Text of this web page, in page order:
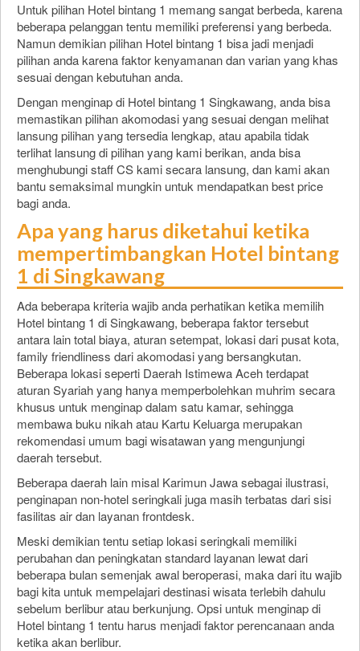
Untuk pilihan Hotel bintang 1 memang sangat berbeda, karena
beberapa pelanggan tentu memiliki preferensi yang berbeda.
Namun demikian pilihan Hotel bintang 1 bisa jadi menjadi
pilihan anda karena faktor kenyamanan dan varian yang khas
sesuai dengan kebutuhan anda.
Dengan menginap di Hotel bintang 1 Singkawang, anda bisa
memastikan pilihan akomodasi yang sesuai dengan melihat
lansung pilihan yang tersedia lengkap, atau apabila tidak
terlihat lansung di pilihan yang kami berikan, anda bisa
menghubungi staff CS kami secara lansung, dan kami akan
bantu semaksimal mungkin untuk mendapatkan best price
bagi anda.
Apa yang harus diketahui ketika
mempertimbangkan Hotel bintang
1 di Singkawang
Ada beberapa kriteria wajib anda perhatikan ketika memilih
Hotel bintang 1 di Singkawang, beberapa faktor tersebut
antara lain total biaya, aturan setempat, lokasi dari pusat kota,
family friendliness dari akomodasi yang bersangkutan.
Beberapa lokasi seperti Daerah Istimewa Aceh terdapat
aturan Syariah yang hanya memperbolehkan muhrim secara
khusus untuk menginap dalam satu kamar, sehingga
membawa buku nikah atau Kartu Keluarga merupakan
rekomendasi umum bagi wisatawan yang mengunjungi
daerah tersebut.
Beberapa daerah lain misal Karimun Jawa sebagai ilustrasi,
penginapan non-hotel seringkali juga masih terbatas dari sisi
fasilitas air dan layanan frontdesk.
Meski demikian tentu setiap lokasi seringkali memiliki
perubahan dan peningkatan standard layanan lewat dari
beberapa bulan semenjak awal beroperasi, maka dari itu wajib
bagi kita untuk mempelajari destinasi wisata terlebih dahulu
sebelum berlibur atau berkunjung. Opsi untuk menginap di
Hotel bintang 1 tentu harus menjadi faktor perencanaan anda
ketika akan berlibur.